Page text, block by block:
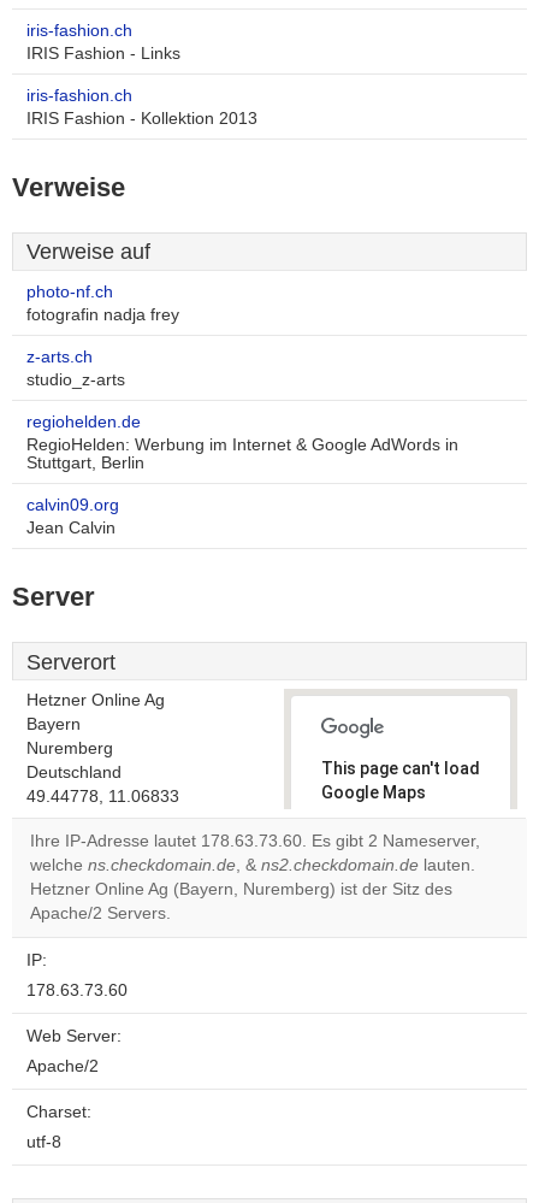
iris-fashion.ch
IRIS Fashion - Links
iris-fashion.ch
IRIS Fashion - Kollektion 2013
Verweise
Verweise auf
photo-nf.ch
fotografin nadja frey
z-arts.ch
studio_z-arts
regiohelden.de
RegioHelden: Werbung im Internet & Google AdWords in
Stuttgart, Berlin
calvin09.org
Jean Calvin
Server
Serverort
Hetzner Online Ag
Bayern
Nuremberg
Deutschland
49.44778, 11.06833
This page can't load
Google Maps
correctly.
Do you
own this
Ihre IP-Adresse lautet 178.63.73.60. Es gibt 2 Nameserver,
welche ns.checkdomain.de, & ns2.checkdomain.de lauten.
Hetzner Online Ag (Bayern, Nuremberg) ist der Sitz des
Apache/2 Servers.
IP:
178.63.73.60
Web Server:
Apache/2
Charset:
utf-8